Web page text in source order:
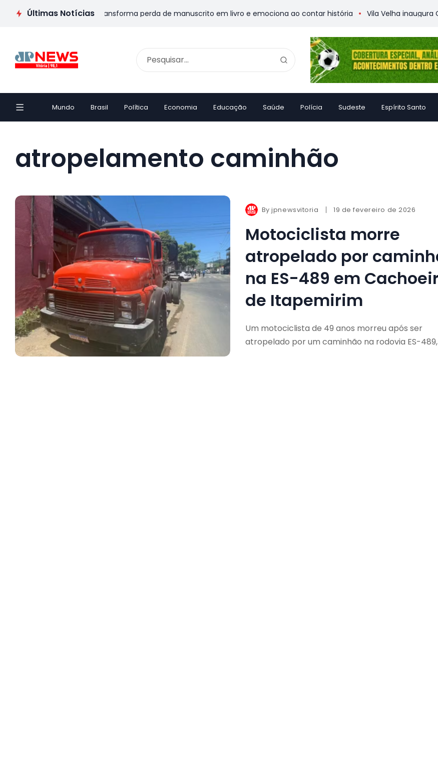
Últimas Notícias
Escritor capixaba transforma perda de manuscrito em livro e emociona ao contar história Vila Velha inaugura
Mundo Brasil Política Economia Educação Saúde Polícia Sudeste Espírito Santo
atropelamento caminhão
Byjpnewsvitoria 19 de fevereiro de 2026
Motociclista morre
atropelado por
na ES-489 em
de Itapemirim
Um motociclista de 49 anos morreu após ser
atropelado por um caminhão na rodovia ES-489,